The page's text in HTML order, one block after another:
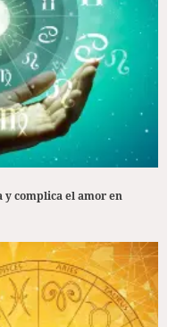
y complica el amor en